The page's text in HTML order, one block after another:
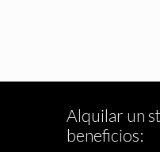
Alquilar un
beneficios: